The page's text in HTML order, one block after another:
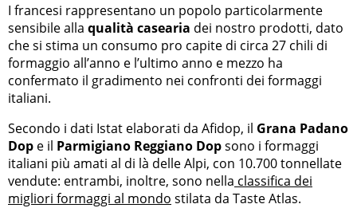
I francesi rappresentano un popolo particolarmente
sensibile alla qualità casearia dei nostro prodotti, dato
che si stima un consumo pro capite di circa 27 chili di
formaggio all’anno e l’ultimo anno e mezzo ha
confermato il gradimento nei confronti dei formaggi
italiani.
Secondo i dati Istat elaborati da Afidop, il Grana Padano
Dop e il Parmigiano Reggiano Dopsono i formaggi
italiani più amati al di là delle Alpi, con 10.700 tonnellate
vendute: entrambi, inoltre, sono nella classifica dei
migliori formaggi al mondo stilata da Taste Atlas.